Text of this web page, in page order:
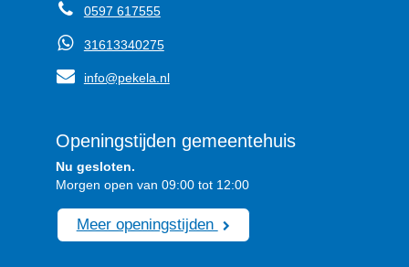
0597 617555
31613340275
info@pekela.nl
Openingstijden gemeentehuis
Nu gesloten.
Morgen open van 09:00 tot 12:00
Meer openingstijden